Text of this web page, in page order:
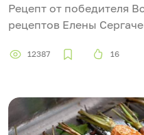
Рецепт от победителя
рецептов Елены
12387 16